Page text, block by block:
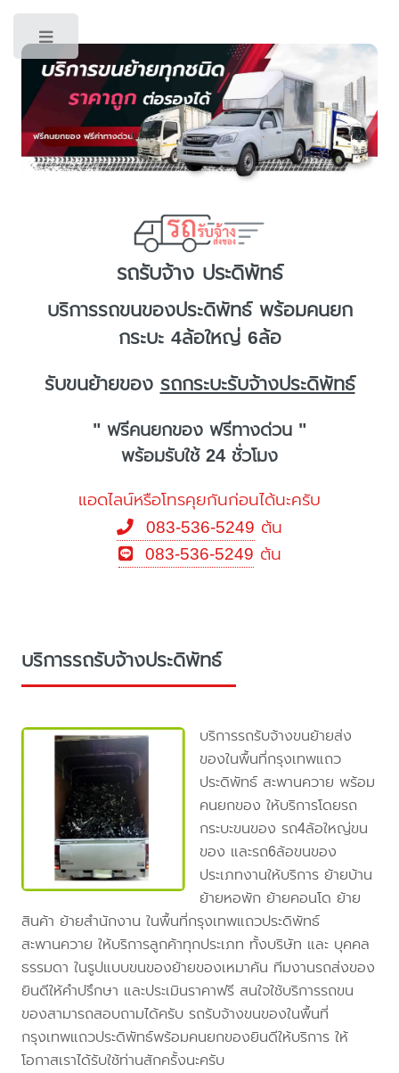
รถรับจ้าง ประดิพัทธ์
บริการรถขนของประดิพัทธ์พร้อมคนยก
กระบะ 4ล้อใหญ่ 6ล้อ
รับขนย้ายของ รถกระบะรับจ้างประดิพัทธ์
" ฟรีคนยกของ ฟรีทางด่วน "
พร้อมรับใช้ 24 ชั่วโมง
แอดไลน์หรือโทรคุยกันก่อนได้นะครับ
083-536-5249 ต้น
083-536-5249 ต้น
บริการรถรับจ้างประดิพัทธ์
บริการรถรับจ้างขนย้ายส่ง
ของในพื้นที่กรุงเทพแถว
ประดิพัทธ์ สะพานควาย พร้อม
คนยกของ ให้บริการโดยรถ
กระบะขนของ รถ4ล้อใหญ่ขน
ของ และรถ6ล้อขนของ
ประเภทงานให้บริการ ย้ายบ้าน
ย้ายหอพัก ย้ายคอนโด ย้าย
สินค้า ย้ายสำนักงาน ในพื้นที่กรุงเทพแถวประดิพัทธ์
สะพานควาย ให้บริการลูกค้าทุกประเภท ทั้งบริษัท และ บุคคล
ธรรมดา ในรูปแบบขนของย้ายของเหมาคัน ทีมงานรถส่งของ
ยินดีให้คำปรึกษา และประเมินราคาฟรี สนใจใช้บริการรถขน
ของสามารถสอบถามได้ครับ รถรับจ้างขนของในพื้นที่
กรุงเทพแถวประดิพัทธ์พร้อมคนยกของยินดีให้บริการ ให้
โอกาสเราได้รับใช้ท่านสักครั้งนะครับ
Toggle